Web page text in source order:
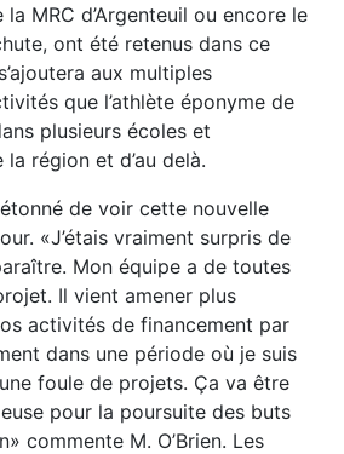
MRC d’Argenteuil ou encore le
ont été retenus dans ce
aux multiples
que l’athlète éponyme de
plusieurs écoles et
région et d’au delà.
étonné de voir cette nouvelle
«J’étais vraiment surpris de
Mon équipe a de toutes
Il vient amener plus
activités de financement par
dans une période où je suis
foule de projets. Ça va être
pour la poursuite des buts
commente M. O’Brien. Les